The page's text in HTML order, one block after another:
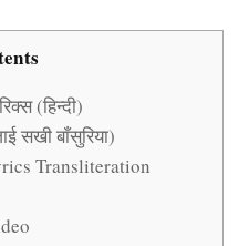
(हिन्दी)
सखी बाँसुरिया)
Transliteration